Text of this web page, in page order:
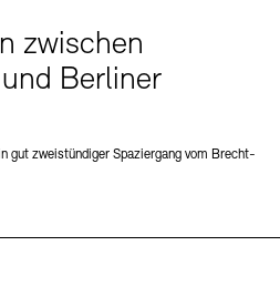
zwischen
Berliner
gut zweistündiger Spaziergang vom Brecht-